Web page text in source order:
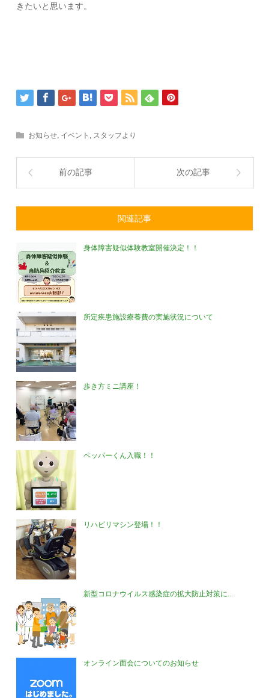
きたいと思います。
お知らせ イベント スタッフより
前の記事 次の記事
関連記事
身体障害疑似体験教室開催決定！！
所定疾患施設療養費の実施状況について
歩き方ミニ講座！
ペッパーくん入職！！
リハビリマシン登場！！
新型コロナウイルス感染症の拡大防止対策に...
オンライン面会についてのお知らせ